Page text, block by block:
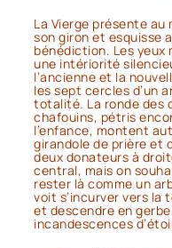
La Vierge présente au
son giron et esquisse
bénédiction. Les yeux
une intériorité
l’ancienne et la
les sept cercles d’un
totalité. La ronde des
chafouins, pétris
l’enfance, montent
girandole de prière et
deux donateurs à
central, mais on
rester là comme un
voit s’incurver vers la
et descendre en
incandescences